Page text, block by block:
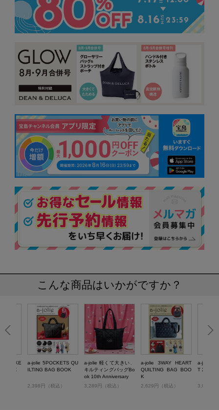
こんな商品はいかがですか？
BASKE
BOOK
a-jolie 5POCKETS QU
ILTING BAG BOOK
2,398円（税込）
a-jolie 軽くて大きい、
キルティングバッグBo
ok 10th Anniversary
3,289円（税込）
a-jolie 3WAY HEART
QUILTING BAG BOO
K
2,629円（税込）
a-jolie
T 2WAY
3,025円